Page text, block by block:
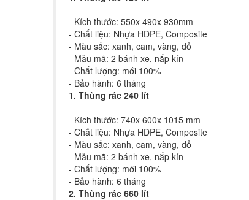
- Kích thước: 550x 490x 930mm
- Chất liệu: Nhựa HDPE, Composite
- Màu sắc: xanh, cam, vàng, đỏ
- Mẫu mã: 2 bánh xe, nắp kín
- Chất lượng: mới 100%
- Bảo hành: 6 tháng
1. Thùng rác 240 lít
- Kích thước: 740x 600x 1015 mm
- Chất liệu: Nhựa HDPE, Composite
- Màu sắc: xanh, cam, vàng, đỏ
- Mẫu mã: 2 bánh xe, nắp kín
- Chất lượng: mới 100%
- Bảo hành: 6 tháng
2. Thùng rác 660 lít